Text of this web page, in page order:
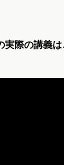
実際の講義